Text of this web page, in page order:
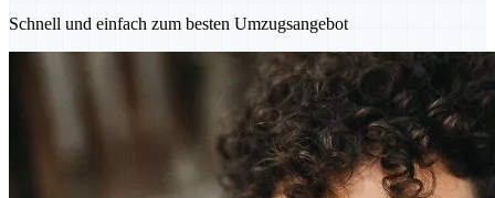
Schnell und einfach zum besten Umzugsangebot